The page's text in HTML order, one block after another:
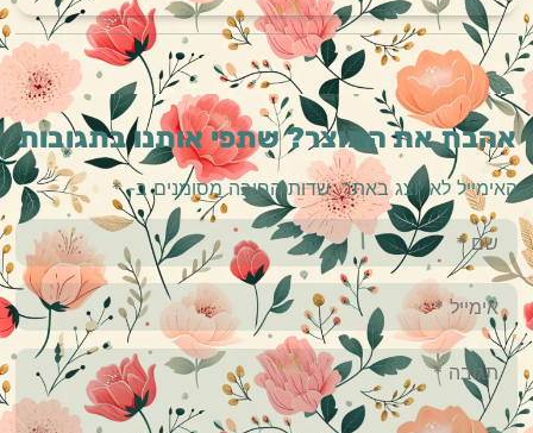
אהבת את המוצר? שתפי אותנו בתגובות
האימייל לא יוצג באתר. שדות החובה מסומנים ב-*